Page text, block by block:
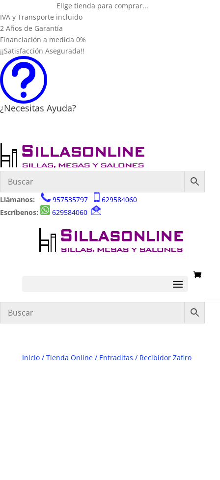
Elige tienda para comprar...
IVA y Transporte incluido
2 Años de Garantía
Financiación a medida 0%
¡¡Satisfacción Asegurada!!
t
¿Necesitas Ayuda?
Llámanos: 957535797
629584060
Escríbenos:
629584060
Inicio/ Tienda Online/ Entraditas / Recibidor Zafiro